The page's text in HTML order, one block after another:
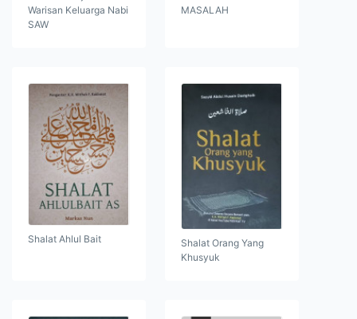
Warisan Keluarga Nabi
SAW
MASALAH
Shalat Ahlul Bait
Shalat Orang Yang
Khusyuk